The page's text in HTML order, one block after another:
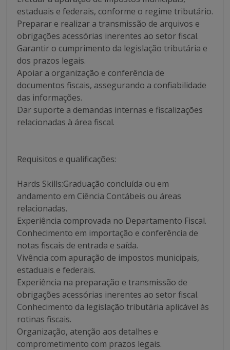
estaduais e federais, conforme o regime tributário.
Preparar e realizar a transmissão de arquivos e
obrigações acessórias inerentes ao setor fiscal.
Garantir o cumprimento da legislação tributária e
dos prazos legais.
Apoiar a organização e conferência de
documentos fiscais, assegurando a confiabilidade
das informações.
Dar suporte a demandas internas e fiscalizações
relacionadas à área fiscal.
Requisitos e qualificações:
Hards Skills:Graduação concluída ou em
andamento em Ciência Contábeis ou áreas
relacionadas.
Experiência comprovada no Departamento Fiscal.
Conhecimento em importação e conferência de
notas fiscais de entrada e saída.
Vivência com apuração de impostos municipais,
estaduais e federais.
Experiência na preparação e transmissão de
obrigações acessórias inerentes ao setor fiscal.
Conhecimento da legislação tributária aplicável às
rotinas fiscais.
Organização, atenção aos detalhes e
comprometimento com prazos legais.